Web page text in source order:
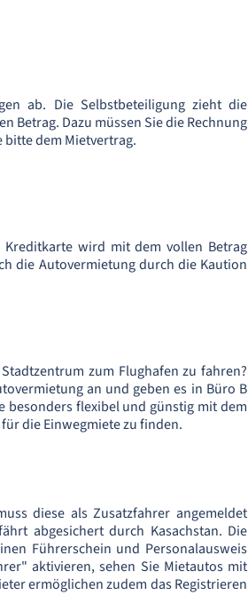
ab. Die Selbstbeteiligung zieht die
Betrag. Dazu müssen Sie die Rechnung
dem Mietvertrag.
wird mit dem vollen Betrag
die Autovermietung durch die Kaution
zum Flughafen zu fahren?
an und geben es in Büro B
besonders flexibel und günstig mit dem
die Einwegmiete zu finden.
diese als Zusatzfahrer angemeldet
abgesichert durch Kasachstan. Die
Führerschein und Personalausweis
aktivieren, sehen Sie Mietautos mit
ermöglichen zudem das Registrieren